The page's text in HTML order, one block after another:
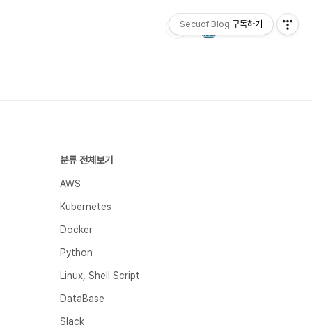
분류 전체보기
AWS
Kubernetes
Docker
Python
Linux, Shell Script
DataBase
Slack
Secuof Blog 구독하기